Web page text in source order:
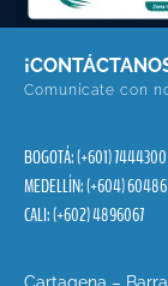
Comunícate con
BOGOTÁ: (+601) 7444300
MEDELLÍN: (+604)
CALI: (+602) 4896067